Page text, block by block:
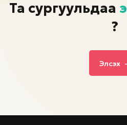
Та сургуульдаа
үү?
Элсэх